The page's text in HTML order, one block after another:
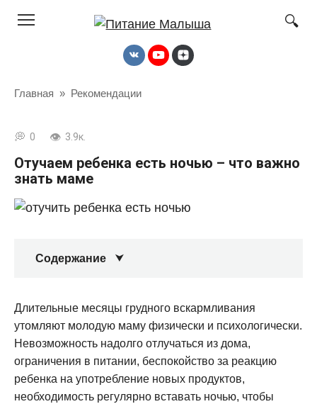
Главная » Рекомендации
0 3.9к.
Отучаем ребенка есть ночью – что важно
знать маме
Содержание
Длительные месяцы грудного вскармливания
утомляют молодую маму физически и психологически.
Невозможность надолго отлучаться из дома,
ограничения в питании, беспокойство за реакцию
ребенка на употребление новых продуктов,
необходимость регулярно вставать ночью, чтобы